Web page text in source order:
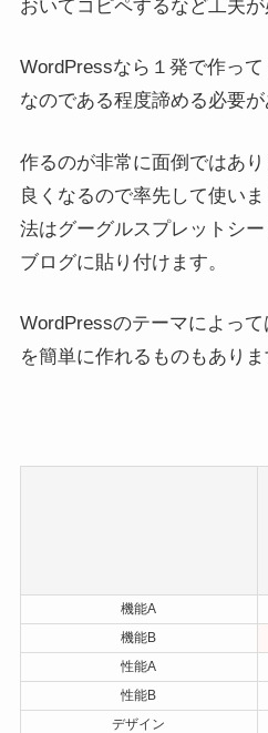
おいてコピペするなど工夫が
WordPressなら１発で作っ
なのである程度諦める必要が
作るのが非常に面倒ではあ
良くなるので率先して使い
法はグーグルスプレットシ
ブログに貼り付けます。
WordPressのテーマによっ
を簡単に作れるものもありま
機能A
機能B
性能A
性能B
デザイン